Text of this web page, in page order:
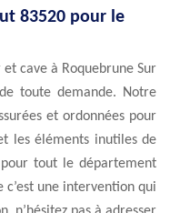
83520 pour le
cave à Roquebrune Sur
toute demande. Notre
et ordonnées pour
les éléments inutiles de
tout le département
c’est une intervention qui